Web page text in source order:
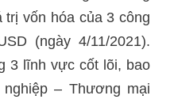
vốn hóa của 3 công
(ngày 4/11/2021).
3 lĩnh vực cốt lõi, bao
– Thương mại